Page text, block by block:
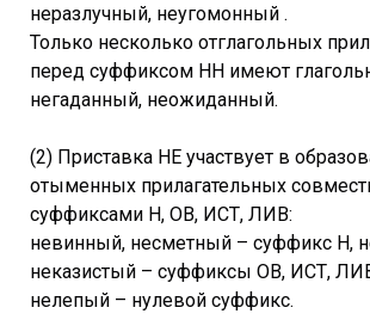
неразлучный, неугомонный .
Только несколько отглагольных
перед суффиксом НН имеют
негаданный, неожиданный.
(2) Приставка НЕ участвует в
отыменных прилагательных
суффиксами Н, ОВ, ИСТ, ЛИВ:
невинный, несметный – суффикс Н,
неказистый – суффиксы ОВ, ИСТ,
нелепый – нулевой суффикс.